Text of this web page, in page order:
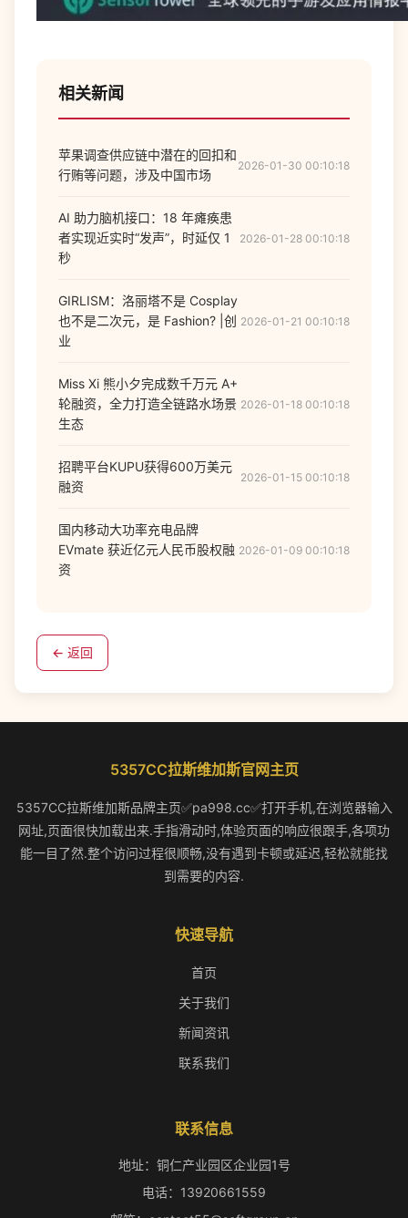
相关新闻
苹果调查供应链中潜在的回扣和
行贿等问题，涉及中国市场
2026-01-30 00:10:18
AI 助力脑机接口：18 年瘫痪患
者实现近实时“发声”，时延仅 1
秒
2026-01-28 00:10:18
GIRLISM：洛丽塔不是 Cosplay
也不是二次元，是 Fashion? |创
业
2026-01-21 00:10:18
Miss Xi 熊小夕完成数千万元 A+
轮融资，全力打造全链路水场景
生态
2026-01-18 00:10:18
招聘平台KUPU获得600万美元
融资
2026-01-15 00:10:18
国内移动大功率充电品牌
EVmate 获近亿元人民币股权融
资
2026-01-09 00:10:18
← 返回
5357CC拉斯维加斯官网主页
5357CC拉斯维加斯品牌主页✅pa998.cc✅打开手机,在浏览器输入
网址,页面很快加载出来.手指滑动时,体验页面的响应很跟手,各项功
能一目了然.整个访问过程很顺畅,没有遇到卡顿或延迟,轻松就能找
到需要的内容.
快速导航
首页
关于我们
新闻资讯
联系我们
联系信息
地址：铜仁产业园区企业园1号
电话：13920661559